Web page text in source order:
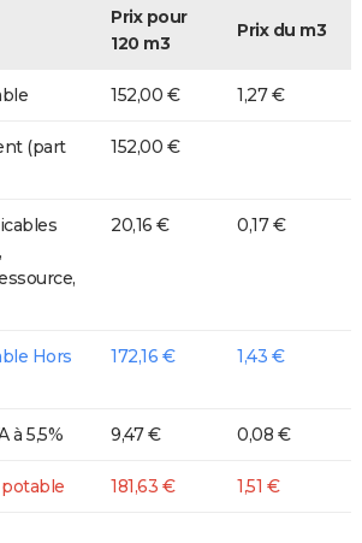
Prix pour
120 m3
Prix du m3
152,00 € 1,27 €
(part
152,00 €
20,16 € 0,17 €
Hors
172,16 € 1,43 €
à 5,5% 9,47 € 0,08 €
181,63 € 1,51 €